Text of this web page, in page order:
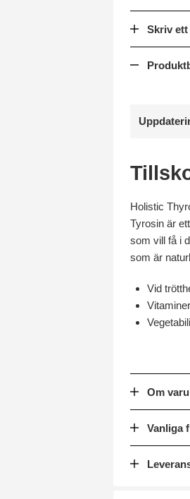
Skriv ett
Holistic
Tyrosin är
som vill få i
som är
Vid
Om
Vanliga